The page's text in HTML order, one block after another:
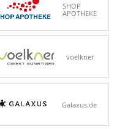
SHOP
APOTHEKE
voelkner
Galaxus.de